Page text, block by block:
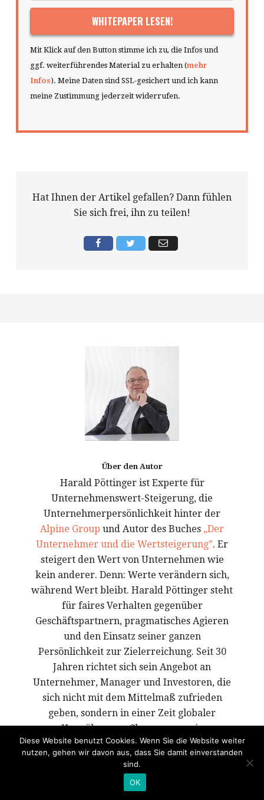
Mit Klick auf den Button stimme ich zu, die Infos und
ggf. weiterführendes Material zu erhalten (mehr
Infos). Meine Daten sind SSL-gesichert und ich kann
meine Zustimmung jederzeit widerrufen.
Hat Ihnen der Artikel gefallen? Dann fühlen
Sie sich frei, ihn zu teilen!
Über den Autor
Harald Pöttinger ist Experte für
Unternehmenswert-Steigerung, die
Unternehmerpersönlichkeit hinter der
Alpine Group und Autor des Buches „Der
Unternehmer und die Wertsteigerung”. Er
steigert den Wert von Unternehmen wie
kein anderer. Denn: Werte verändern sich,
während Wert bleibt. Harald Pöttinger steht
für faires Verhalten gegenüber
Geschäftspartnern, pragmatisches Agieren
und den Einsatz seiner ganzen
Persönlichkeit zur Zielerreichung. Seit 30
Jahren richtet sich sein Angebot an
Unternehmer, Manager und Investoren, die
sich nicht mit dem Mittelmaß zufrieden
geben, sondern in einer Zeit globaler
Umwälzungen Chancen von nie
dagewesener Größe nutzen wollen.
Diese Website benutzt Cookies. Wenn Sie die Website weiter
nutzen, gehen wir davon aus, dass Sie damit einverstanden
sind.
OK